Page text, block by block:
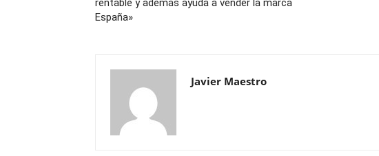
rentable y además ayuda a vender la marca
España»
Javier Maestro